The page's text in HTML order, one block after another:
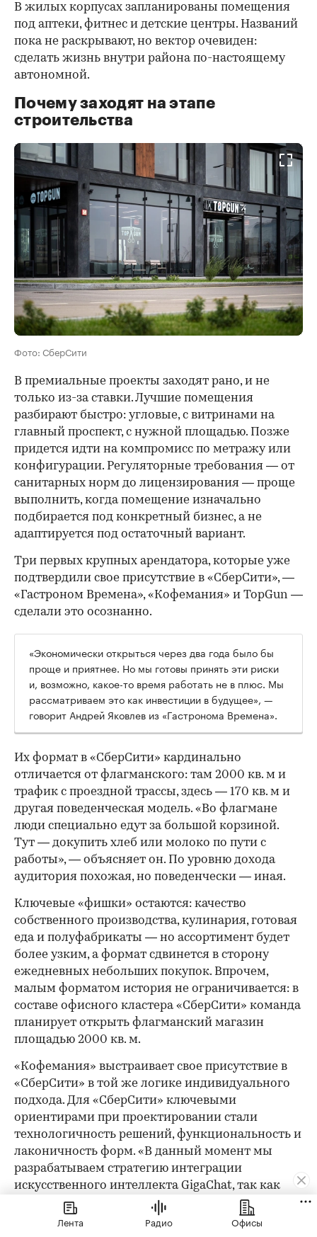
В жилых корпусах запланированы помещения
под аптеки, фитнес и детские центры. Названий
пока не раскрывают, но вектор очевиден:
сделать жизнь внутри района по-настоящему
автономной.
Почему заходят на этапе
строительства
Фото: СберСити
В премиальные проекты заходят рано, и не
только из-за ставки. Лучшие помещения
разбирают быстро: угловые, с витринами на
главный проспект, с нужной площадью. Позже
придется идти на компромисс по метражу или
конфигурации. Регуляторные требования — от
санитарных норм до лицензирования — проще
выполнить, когда помещение изначально
подбирается под конкретный бизнес, а не
адаптируется под остаточный вариант.
Три первых крупных арендатора, которые уже
подтвердили свое присутствие в «СберСити», —
«Гастроном Времена», «Кофемания» и TopGun —
сделали это осознанно.
«Экономически открыться через два года было бы
проще и приятнее. Но мы готовы принять эти риски
и, возможно, какое-то время работать не в плюс. Мы
рассматриваем это как инвестиции в будущее», —
говорит Андрей Яковлев из «Гастронома Времена».
Их формат в «СберСити» кардинально
отличается от флагманского: там 2000 кв. м и
трафик с проездной трассы, здесь — 170 кв. м и
другая поведенческая модель. «Во флагмане
люди специально едут за большой корзиной.
Тут — докупить хлеб или молоко по пути с
работы», — объясняет он. По уровню дохода
аудитория похожая, но поведенчески — иная.
Ключевые «фишки» остаются: качество
собственного производства, кулинария, готовая
еда и полуфабрикаты — но ассортимент будет
более узким, а формат сдвинется в сторону
ежедневных небольших покупок. Впрочем,
малым форматом история не ограничивается: в
составе офисного кластера «СберСити» команда
планирует открыть флагманский магазин
площадью 2000 кв. м.
«Кофемания» выстраивает свое присутствие в
«СберСити» в той же логике индивидуального
подхода. Для «СберСити» ключевыми
ориентирами при проектировании стали
технологичность решений, функциональность и
лаконичность форм. «В данный момент мы
разрабатываем стратегию интеграции
искусственного интеллекта GigaChat, так как
убеждены, что будущее ресторанов — за
цифровизацией», — делятся планами в пресс-
Лента Радио Офисы